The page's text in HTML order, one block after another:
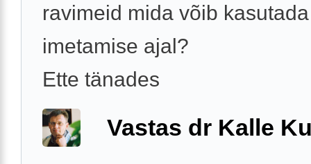
ravimeid mida võib
imetamise ajal?
Ette tänades
Vastas dr Kalle